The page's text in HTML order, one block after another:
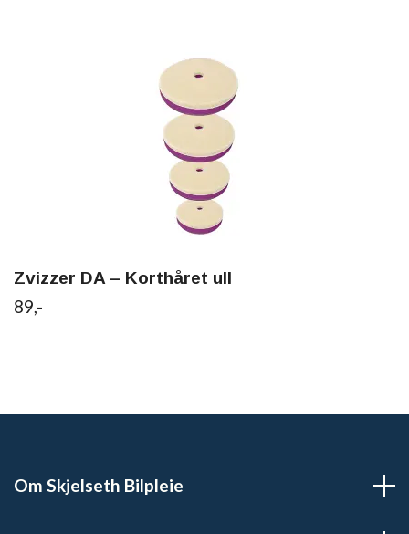
Zvizzer DA – Korthåret ull
89,-
Om Skjelseth Bilpleie